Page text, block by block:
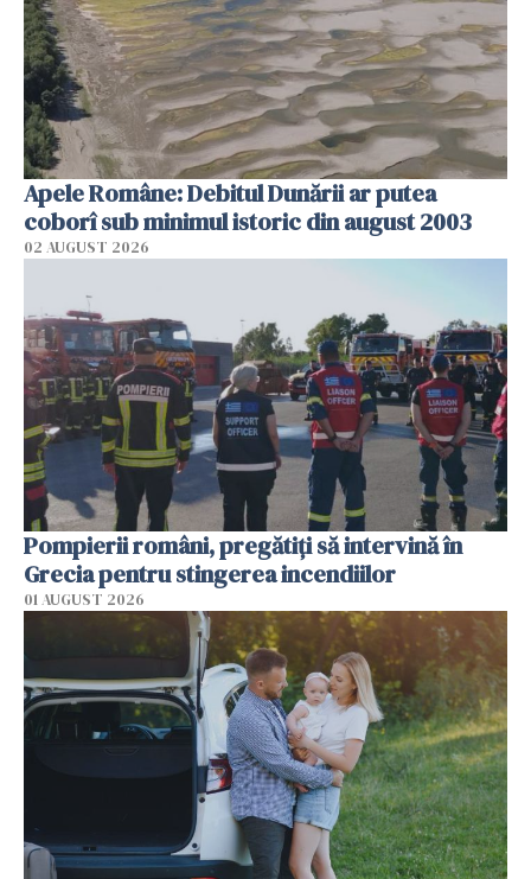
Apele Române: Debitul Dunării ar putea
coborî sub minimul istoric din august 2003
02 AUGUST 2026
Pompierii români, pregătiţi să intervină în
Grecia pentru stingerea incendiilor
01 AUGUST 2026